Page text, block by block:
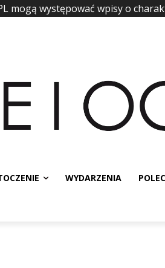
mogą występować wpisy o
WYDARZENIA